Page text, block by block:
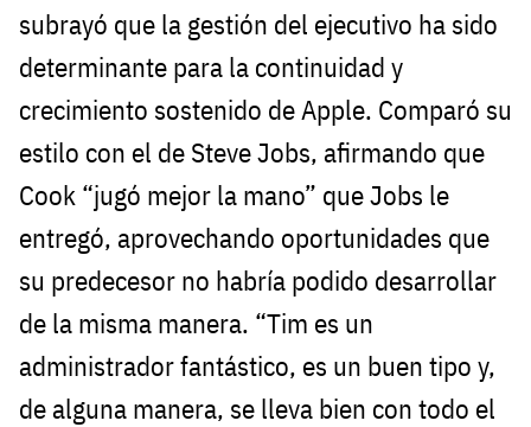
subrayó que la gestión del ejecutivo ha sido
determinante para la continuidad y
crecimiento sostenido de Apple. Comparó su
estilo con el de Steve Jobs, afirmando que
Cook “jugó mejor la mano” que Jobs le
entregó, aprovechando oportunidades que
su predecesor no habría podido desarrollar
de la misma manera. “Tim es un
administrador fantástico, es un buen tipo y,
de alguna manera, se lleva bien con todo el